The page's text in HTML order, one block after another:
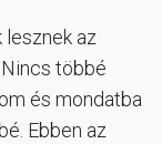
az
többé
és mondatba
Ebben az